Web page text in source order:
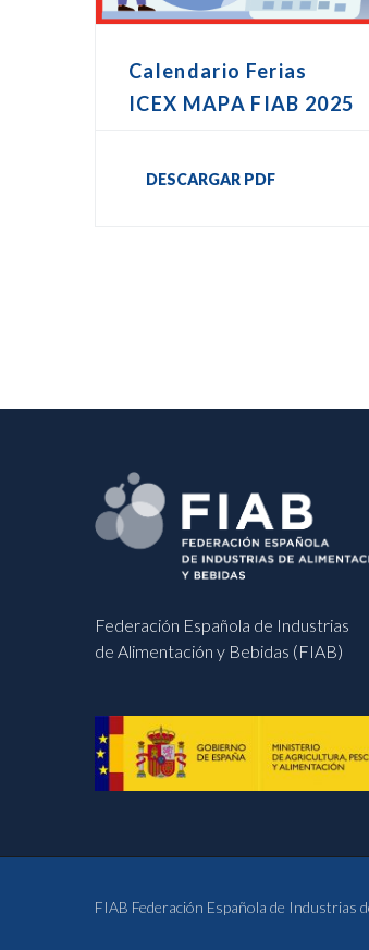
Calendario Ferias
ICEX MAPA FIAB 2025
DESCARGAR PDF
Federación Española de Industrias
de Alimentación y Bebidas (FIAB)
FIAB Federación Española de Industrias